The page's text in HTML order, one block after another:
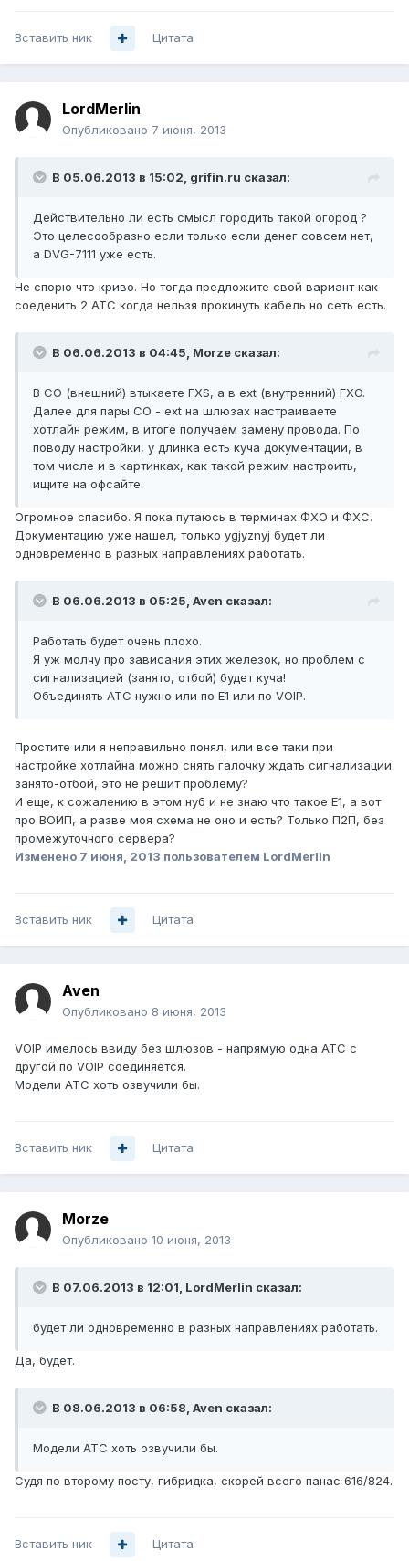
Вставить ник Цитата
LordMerlin
Опубликовано 7 июня, 2013
В 05.06.2013 в 15:02, grifin.ru сказал:
Действительно ли есть смысл городить такой огород ?
Это целесообразно если только если денег совсем нет,
а DVG-7111 уже есть.
Не спорю что криво. Но тогда предложите свой вариант как
соеденить 2 АТС когда нельзя прокинуть кабель но сеть есть.
В 06.06.2013 в 04:45, Morze сказал:
В CO (внешний) втыкаете FXS, а в ext (внутренний) FXO.
Далее для пары CO - ext на шлюзах настраиваете
хотлайн режим, в итоге получаем замену провода. По
поводу настройки, у длинка есть куча документации, в
том числе и в картинках, как такой режим настроить,
ищите на офсайте.
Огромное спасибо. Я пока путаюсь в терминах ФХО и ФХС.
Документацию уже нашел, только ygjyznyj будет ли
одновременно в разных направлениях работать.
В 06.06.2013 в 05:25, Aven сказал:
Работать будет очень плохо.
Я уж молчу про зависания этих железок, но проблем с
сигнализацией (занято, отбой) будет куча!
Объединять АТС нужно или по E1 или по VOIP.
Простите или я неправильно понял, или все таки при
настройке хотлайна можно снять галочку ждать сигнализации
занято-отбой, это не решит проблему?
И еще, к сожалению в этом нуб и не знаю что такое Е1, а вот
про ВОИП, а разве моя схема не оно и есть? Только П2П, без
промежуточного сервера?
Изменено 7 июня, 2013 пользователем LordMerlin
Вставить ник Цитата
Aven
Опубликовано 8 июня, 2013
VOIP имелось ввиду без шлюзов - напрямую одна АТС с
другой по VOIP соединяется.
Модели АТС хоть озвучили бы.
Вставить ник Цитата
Morze
Опубликовано 10 июня, 2013
В 07.06.2013 в 12:01, LordMerlin сказал:
будет ли одновременно в разных направлениях работать.
Да, будет.
В 08.06.2013 в 06:58, Aven сказал:
Модели АТС хоть озвучили бы.
Судя по второму посту, гибридка, скорей всего панас 616/824.
Вставить ник Цитата